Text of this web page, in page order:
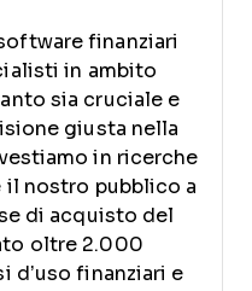
finanziari
in ambito
sia cruciale e
giusta nella
in ricerche
il nostro pubblico a
di acquisto del
oltre 2.000
d’uso finanziari e